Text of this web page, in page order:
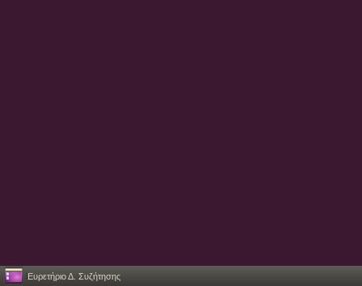
Ευρετήριο Δ. Συζήτησης